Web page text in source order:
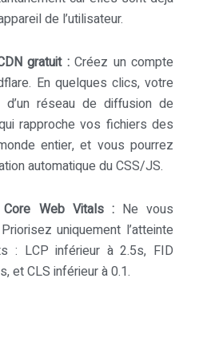
de l’utilisateur.
gratuit :Créez un compte
En quelques clics, votre
d’un réseau de diffusion de
rapproche vos fichiers des
entier, et vous pourrez
automatique du CSS/JS.
Web Vitals :Ne vous
uniquement l’atteinte
: LCP inférieur à 2.5s, FID
et CLS inférieur à 0.1.